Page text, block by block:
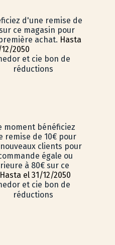
d'une remise de
ce magasin pour
achat. Hasta
2050
et cie bon de
réductions
moment bénéficiez
remise de 10€ pour
clients pour
égale ou
à 80€ sur ce
Hasta el 31/12/2050
et cie bon de
réductions